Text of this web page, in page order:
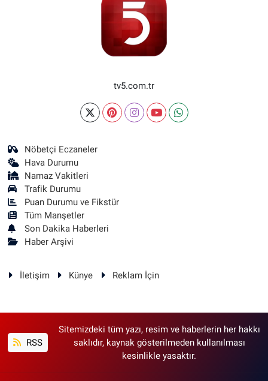
tv5.com.tr
Nöbetçi Eczaneler
Hava Durumu
Namaz Vakitleri
Trafik Durumu
Puan Durumu ve Fikstür
Tüm Manşetler
Son Dakika Haberleri
Haber Arşivi
İletişim Künye Reklam İçin
RSS
Sitemizdeki tüm yazı, resim ve haberlerin her hakkı
saklıdır, kaynak gösterilmeden kullanılması
kesinlikle yasaktır.